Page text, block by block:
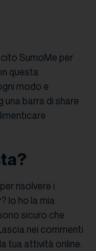
SumoMe per
questa
modo e
una barra di share
risolvere i
? Io ho la mia
sicuro che
nei commenti
tua attività online.